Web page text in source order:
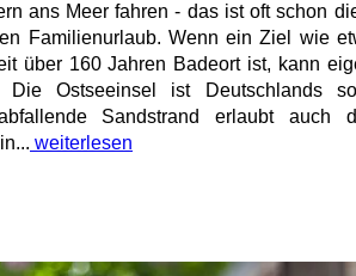
ans Meer fahren - das ist oft schon
Familienurlaub. Wenn ein Ziel wie
über 160 Jahren Badeort ist, kann
Ostseeinsel ist Deutschlands
Sandstrand erlaubt auch
weiterlesen